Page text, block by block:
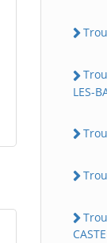
LES-